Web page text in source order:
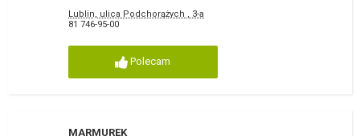
Lublin, ulica Podchorążych , 3-a
81 746-95-00
Polecam
MARMUREK